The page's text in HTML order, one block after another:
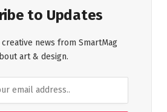
to Updates
news from SmartMag
art & design.